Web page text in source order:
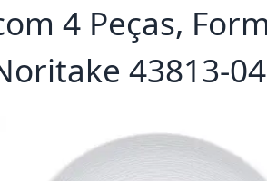
4 Peças,
43813-